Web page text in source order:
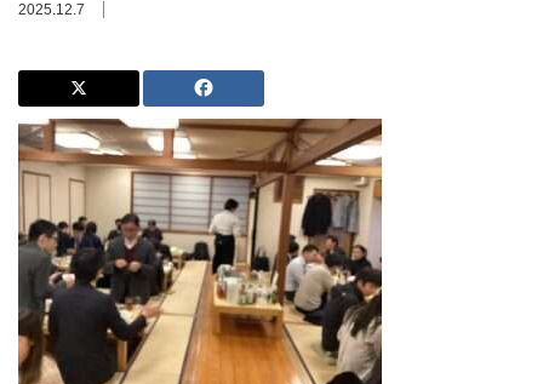
2025.12.7